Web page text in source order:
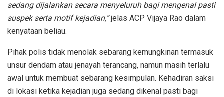
sedang dijalankan secara menyeluruh bagi mengenal pasti
suspek serta motif kejadian,”jelas ACP Vijaya Rao dalam
kenyataan beliau.
Pihak polis tidak menolak sebarang kemungkinan termasuk
unsur dendam atau jenayah terancang, namun masih terlalu
awal untuk membuat sebarang kesimpulan. Kehadiran saksi
di lokasi ketika kejadian juga sedang dikenal pasti bagi